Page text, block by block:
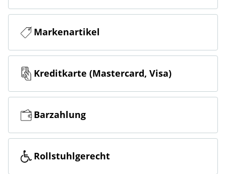
Markenartikel
Kreditkarte (Mastercard, Visa)
Barzahlung
Rollstuhlgerecht